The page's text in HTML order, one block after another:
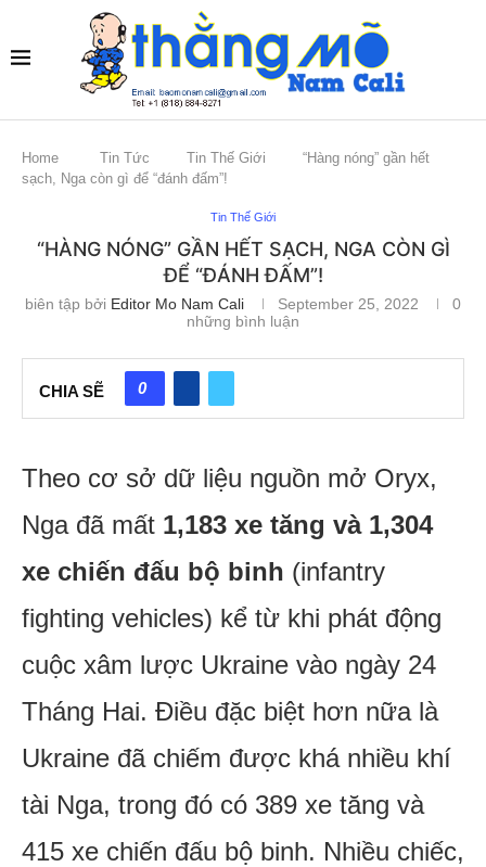
Home Tin Tức Tin Thế Giới
“Hàng nóng” gần hết
sạch, Nga còn gì để “đánh đấm”!
Tin Thế Giới
“HÀNG NÓNG” GẦN HẾT SẠCH, NGA CÒN GÌ
ĐỂ “ĐÁNH ĐẤM”!
biên tập bởi Editor Mo Nam Cali September 25, 2022
0
những bình luận
CHIA SẼ 0
Theo cơ sở dữ liệu nguồn mở Oryx,
Nga đã mất 1,183 xe tăng và 1,304
xe chiến đấu bộ binh (infantry
fighting vehicles) kể từ khi phát động
cuộc xâm lược Ukraine vào ngày 24
Tháng Hai. Điều đặc biệt hơn nữa là
Ukraine đã chiếm được khá nhiều khí
tài Nga, trong đó có 389 xe tăng và
415 xe chiến đấu bộ binh. Nhiều chiếc,